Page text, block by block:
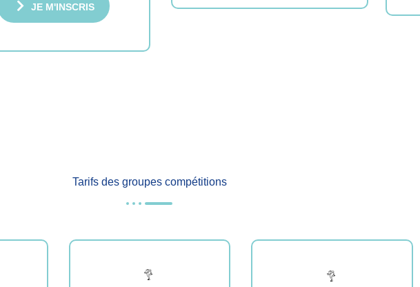
JE M'INSCRIS
Tarifs des groupes compétitions